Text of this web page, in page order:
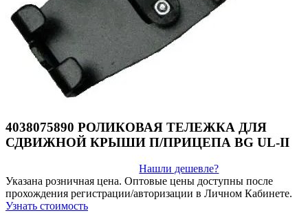
4038075890 РОЛИКОВАЯ ТЕЛЕЖКА ДЛЯ
СДВИЖНОЙ КРЫШИ П/ПРИЦЕПА BG UL-II
Нашли дешевле?
Указана розничная цена. Оптовые цены доступны после
прохождения регистрации/авторизации в Личном Кабинете.
Узнать стоимость